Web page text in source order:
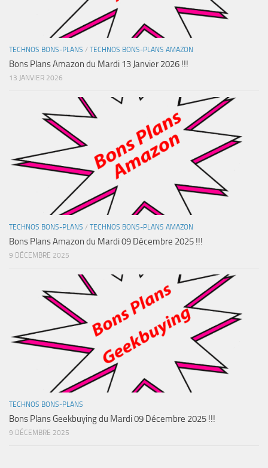
TECHNOS BONS-PLANS / TECHNOS BONS-PLANS AMAZON
Bons Plans Amazon du Mardi 13 Janvier 2026 !!!
13 JANVIER 2026
TECHNOS BONS-PLANS / TECHNOS BONS-PLANS AMAZON
Bons Plans Amazon du Mardi 09 Décembre 2025 !!!
9 DÉCEMBRE 2025
TECHNOS BONS-PLANS
Bons Plans Geekbuying du Mardi 09 Décembre 2025 !!!
9 DÉCEMBRE 2025